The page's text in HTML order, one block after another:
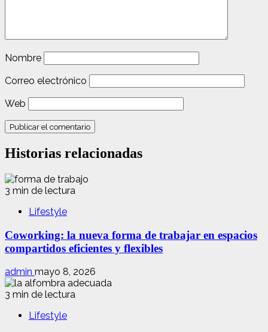
Nombre
Correo electrónico
Web
Historias relacionadas
3 min de lectura
Lifestyle
Coworking: la nueva forma de trabajar en espacios
compartidos eficientes y flexibles
admin mayo 8, 2026
3 min de lectura
Lifestyle